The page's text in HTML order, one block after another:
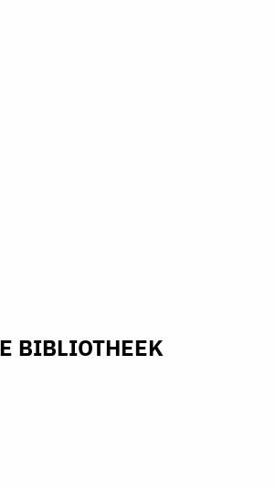
BIBLIOTHEEK